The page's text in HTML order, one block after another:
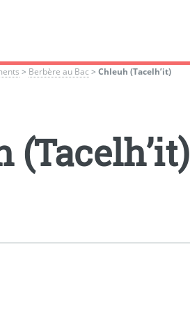
> Berbère au Bac >Chleuh (Tacelh’it)
(Tacelh’it)